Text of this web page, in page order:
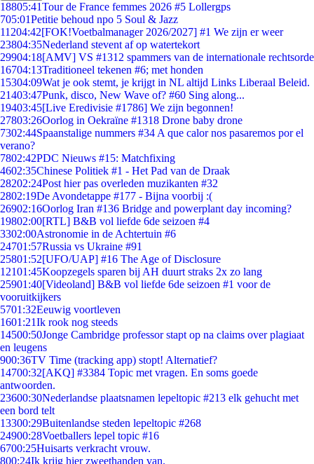
18805:41Tour de France femmes 2026 #5 Lollergps
705:01Petitie behoud npo 5 Soul & Jazz
11204:42[FOK!Voetbalmanager 2026/2027] #1 We zijn er weer
23804:35Nederland stevent af op watertekort
29904:18[AMV] VS #1312 spammers van de internationale rechtsorde
16704:13Traditioneel tekenen #6; met honden
15304:09Wat je ook stemt, je krijgt in NL altijd Links Liberaal Beleid.
21403:47Punk, disco, New Wave of? #60 Sing along...
19403:45[Live Eredivisie #1786] We zijn begonnen!
27803:26Oorlog in Oekraïne #1318 Drone baby drone
7302:44Spaanstalige nummers #34 A que calor nos pasaremos por el
verano?
7802:42PDC Nieuws #15: Matchfixing
4602:35Chinese Politiek #1 - Het Pad van de Draak
28202:24Post hier pas overleden muzikanten #32
2802:19De Avondetappe #177 - Bijna voorbij :(
26902:16Oorlog Iran #136 Bridge and powerplant day incoming?
19802:00[RTL] B&B vol liefde 6de seizoen #4
3302:00Astronomie in de Achtertuin #6
24701:57Russia vs Ukraine #91
25801:52[UFO/UAP] #16 The Age of Disclosure
12101:45Koopzegels sparen bij AH duurt straks 2x zo lang
25901:40[Videoland] B&B vol liefde 6de seizoen #1 voor de
vooruitkijkers
5701:32Eeuwig voortleven
1601:21Ik rook nog steeds
14500:50Jonge Cambridge professor stapt op na claims over plagiaat
en leugens
900:36TV Time (tracking app) stopt! Alternatief?
14700:32[AKQ] #3384 Topic met vragen. En soms goede
antwoorden.
23600:30Nederlandse plaatsnamen lepeltopic #213 elk gehucht met
een bord telt
13300:29Buitenlandse steden lepeltopic #268
24900:28Voetballers lepel topic #16
6700:25Huisarts verkracht vrouw.
800:24Ik krijg hier zweethanden van.